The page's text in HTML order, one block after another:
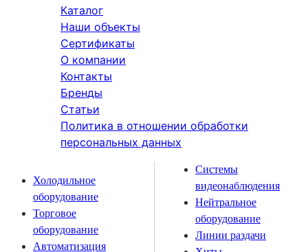
Каталог
Наши объекты
Сертификаты
О компании
Контакты
Бренды
Статьи
Политика в отношении обработки
персональных данных
Холодильное
оборудование
Торговое
оборудование
Автоматизация
Системы
видеонаблюдения
Нейтральное
оборудование
Линии раздачи